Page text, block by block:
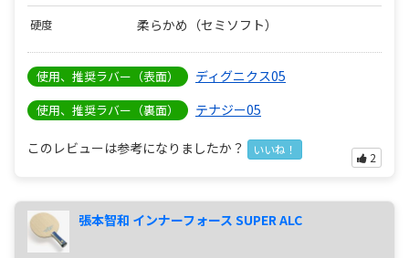
硬度 柔らかめ（セミソフト）
使用、推奨ラバー（表面） ディグニクス05
使用、推奨ラバー（裏面） テナジー05
このレビューは参考になりましたか？ いいね！
2
張本智和 インナーフォース SUPER ALC